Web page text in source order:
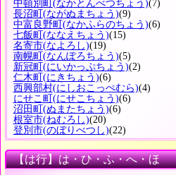
中頓別町 (なかとんべつちょう)(7)
長沼町 (ながぬまちょう)(9)
中富良野町 (なかふらのちょう)(6)
七飯町 (ななえちょう)(15)
名寄市(なよろし)(19)
南幌町 (なんぽろちょう)(5)
新冠町 (にいかっぷちょう)(2)
仁木町 (にきちょう)(6)
西興部村(にしおこっぺむら)(4)
にせこ町 (にせこちょう)(6)
沼田町 (ぬまたちょう)(6)
根室市(ねむろし)(20)
登別市(のぼりべつし)(22)
【は行】は・ひ・ふ・へ・ほ